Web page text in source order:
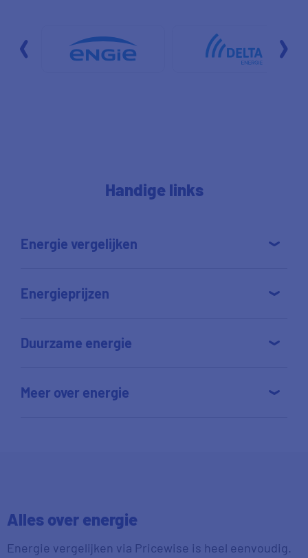
Handige links
Energie vergelijken
Energieprijzen
Duurzame energie
Meer over energie
Alles over energie
Energie vergelijken via Pricewise is heel eenvoudig.